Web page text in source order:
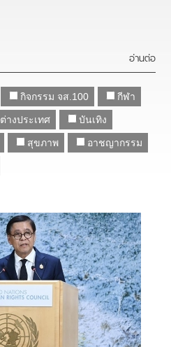
อ่านต่อ
กิจกรรม จส.100 กีฬา
ต่างประเทศ บันเทิง
สุขภาพ อาชญากรรม